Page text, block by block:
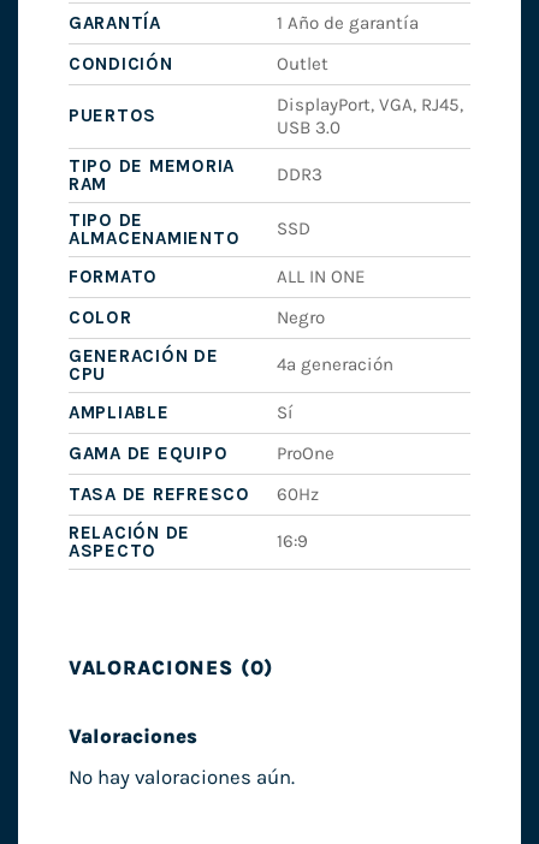
GARANTÍA
1 Año de garantía
CONDICIÓN
Outlet
PUERTOS
DisplayPort, VGA, RJ45,
USB 3.0
TIPO DE MEMORIA
RAM
DDR3
TIPO DE
ALMACENAMIENTO
SSD
FORMATO
ALL IN ONE
COLOR
Negro
GENERACIÓN DE
CPU
4ª generación
AMPLIABLE
Sí
GAMA DE EQUIPO
ProOne
TASA DE REFRESCO
60Hz
RELACIÓN DE
ASPECTO
16:9
VALORACIONES (0)
Valoraciones
No hay valoraciones aún.